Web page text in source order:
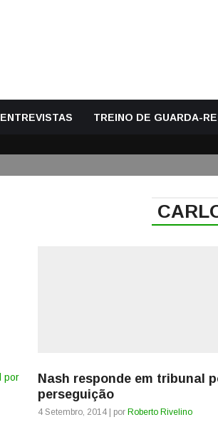
ENTREVISTAS TREINO DE GUARDA-
Nash responde em tribunal
perseguição
4 Setembro, 2014 | por Roberto Rivelino